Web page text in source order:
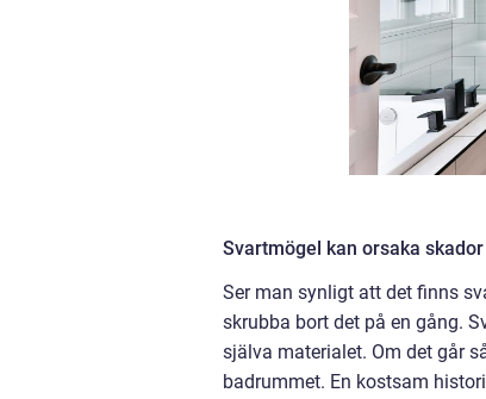
Svartmögel kan orsaka
Ser man synligt att det finns
skrubba bort det på en gång.
själva materialet. Om det går
badrummet. En kostsam